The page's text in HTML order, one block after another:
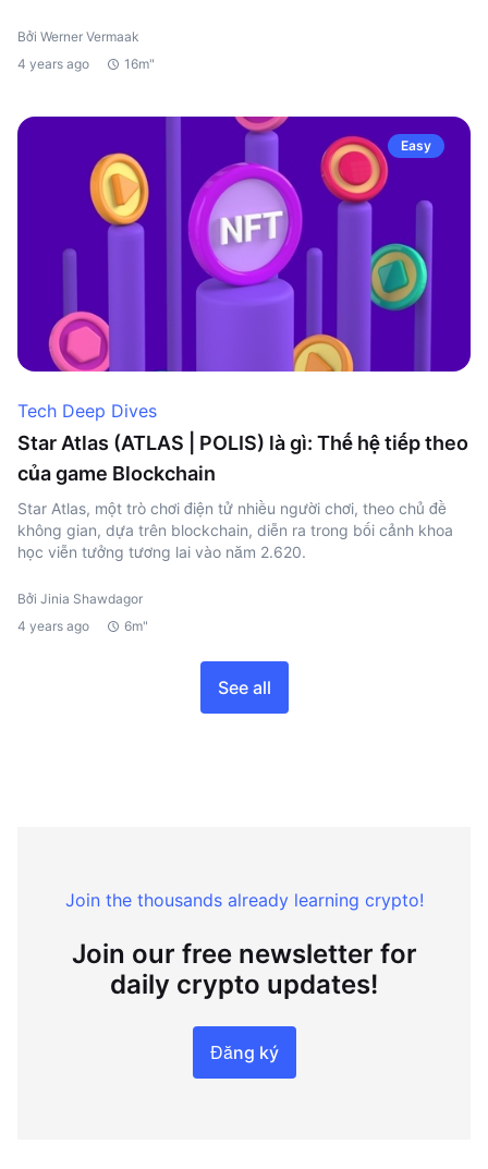
Bởi Werner Vermaak
4 years ago
16m"
Easy
Tech Deep Dives
Star Atlas (ATLAS | POLIS) là gì: Thế hệ tiếp theo
của game Blockchain
Star Atlas, một trò chơi điện tử nhiều người chơi, theo chủ đề
không gian, dựa trên blockchain, diễn ra trong bối cảnh khoa
học viễn tưởng tương lai vào năm 2.620.
Bởi Jinia Shawdagor
4 years ago
6m"
See all
Join the thousands already learning crypto!
Join our free newsletter for
daily crypto updates!
Đăng ký